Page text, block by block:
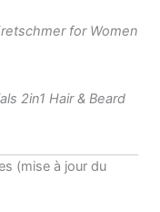
for Women
2in1 Hair & Beard
(mise à jour du